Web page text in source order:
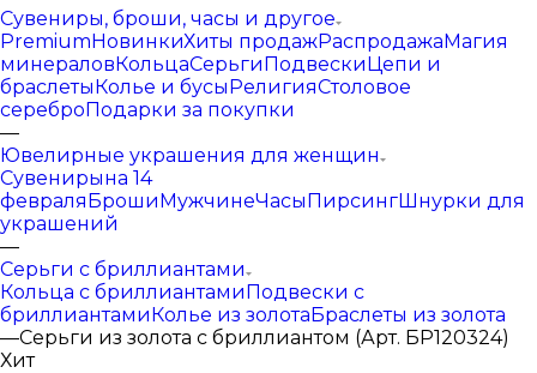
Сувениры, броши, часы и другое
PremiumНовинкиХиты продажРаспродажаМагия
минераловКольцаСерьгиПодвескиЦепи и
браслетыКолье и бусыРелигияСтоловое
сереброПодарки за покупки
—
Ювелирные украшения для женщин
Сувенирына 14
февраляБрошиМужчинеЧасыПирсингШнурки для
украшений
—
Серьги с бриллиантами
Кольца с бриллиантамиПодвески с
бриллиантамиКолье из золотаБраслеты из золота
—Серьги из золота с бриллиантом (Арт. БР120324)
Хит